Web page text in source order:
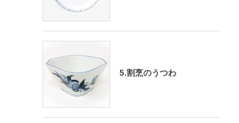
5.割烹のうつわ